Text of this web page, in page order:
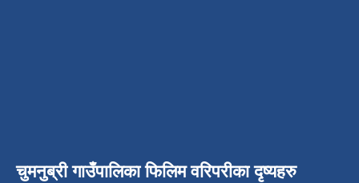
चुमनुब्री गाउँपालिका फिलिम वरिपरीका दृष्यहरु